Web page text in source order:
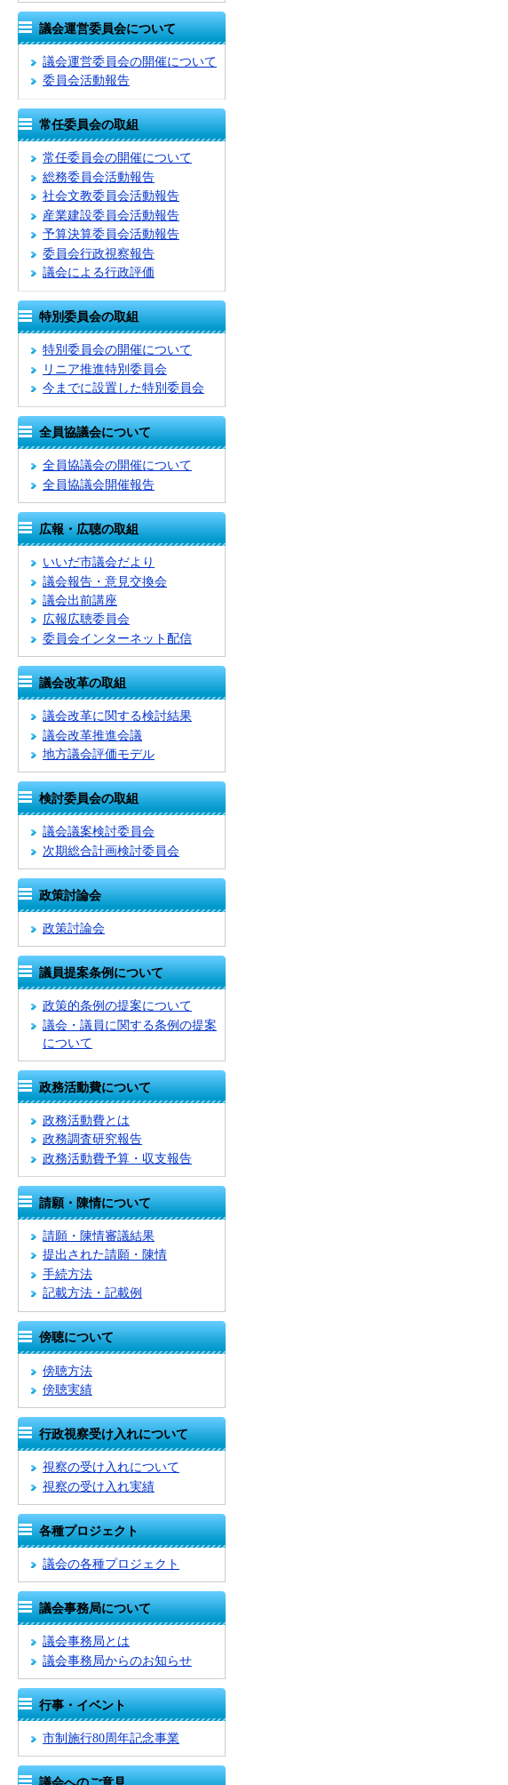
議会運営委員会について
議会運営委員会の開催について
委員会活動報告
常任委員会の取組
常任委員会の開催について
総務委員会活動報告
社会文教委員会活動報告
産業建設委員会活動報告
予算決算委員会活動報告
委員会行政視察報告
議会による行政評価
特別委員会の取組
特別委員会の開催について
リニア推進特別委員会
今までに設置した特別委員会
全員協議会について
全員協議会の開催について
全員協議会開催報告
広報・広聴の取組
いいだ市議会だより
議会報告・意見交換会
議会出前講座
広報広聴委員会
委員会インターネット配信
議会改革の取組
議会改革に関する検討結果
議会改革推進会議
地方議会評価モデル
検討委員会の取組
議会議案検討委員会
次期総合計画検討委員会
政策討論会
政策討論会
議員提案条例について
政策的条例の提案について
議会・議員に関する条例の提案
について
政務活動費について
政務活動費とは
政務調査研究報告
政務活動費予算・収支報告
請願・陳情について
請願・陳情審議結果
提出された請願・陳情
手続方法
記載方法・記載例
傍聴について
傍聴方法
傍聴実績
行政視察受け入れについて
視察の受け入れについて
視察の受け入れ実績
各種プロジェクト
議会の各種プロジェクト
議会事務局について
議会事務局とは
議会事務局からのお知らせ
行事・イベント
市制施行80周年記念事業